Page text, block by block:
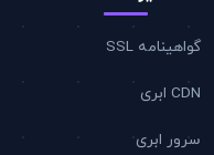
گواهینامه SSL
CDN ابری
سرور ابری